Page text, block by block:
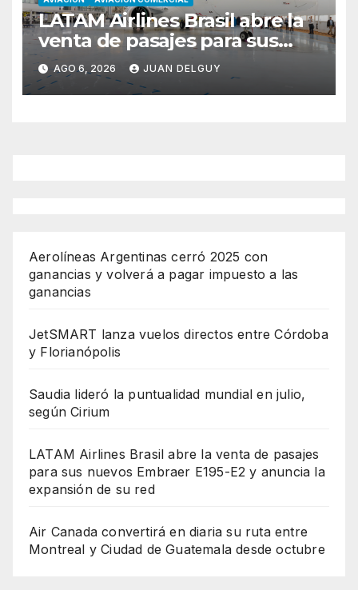
LATAM Airlines Brasil abre la
venta de pasajes para sus
nuevos Embraer E195-E2 y
anuncia la expansión de su
red
AGO 6, 2026 JUAN DELGUY
Aerolíneas Argentinas cerró 2025 con
ganancias y volverá a pagar impuesto a las
ganancias
JetSMART lanza vuelos directos entre Córdoba
y Florianópolis
Saudia lideró la puntualidad mundial en julio,
según Cirium
LATAM Airlines Brasil abre la venta de pasajes
para sus nuevos Embraer E195-E2 y anuncia la
expansión de su red
Air Canada convertirá en diaria su ruta entre
Montreal y Ciudad de Guatemala desde octubre